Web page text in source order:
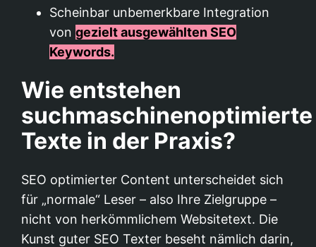
Scheinbar unbemerkbare Integration
vongezielt ausgewählten SEO
Keywords.
Wie entstehen
suchmaschinenoptimierte
Texte in der Praxis?
SEO optimierter Content unterscheidet sich
für „normale“ Leser – also Ihre Zielgruppe –
nicht von herkömmlichem Websitetext. Die
Kunst guter SEO Texter beseht nämlich darin,